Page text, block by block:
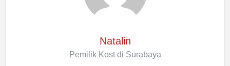
Natalin
Pemilik Kost di Surabaya